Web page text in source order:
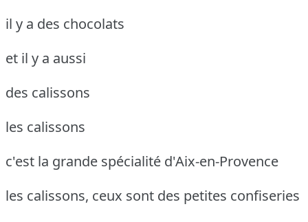
il y a des chocolats
et il y a aussi
des calissons
les calissons
c'est la grande spécialité d'Aix-en-Provence
les calissons, ceux sont des petites confiseries